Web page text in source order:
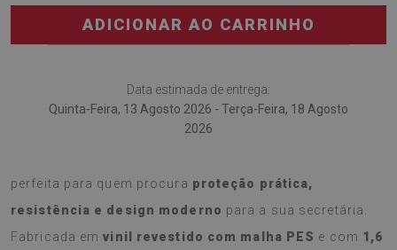
ADICIONAR AO CARRINHO
Data estimada de entrega:
Quinta-Feira, 13 Agosto 2026 - Terça-Feira, 18 Agosto
2026
perfeita para quem procura proteção prática,
resistência e design moderno para a sua secretária.
Fabricada emvinil revestido com malha PES e com 1,6